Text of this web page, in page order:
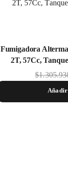
Fumigadora
2T, 57Cc,
$